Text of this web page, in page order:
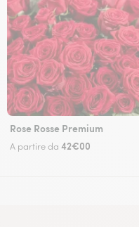
Rose Rosse Premium
A partire da 42€00